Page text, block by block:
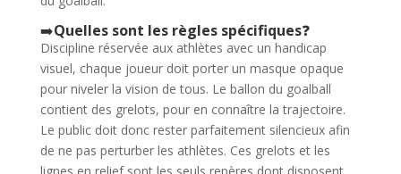
➡️Quelles sont les règles spécifiques❓
Discipline réservée aux athlètes avec un handicap
visuel, chaque joueur doit porter un masque opaque
pour niveler la vision de tous. Le ballon du goalball
contient des grelots, pour en connaître la trajectoire.
Le public doit donc rester parfaitement silencieux afin
de ne pas perturber les athlètes. Ces grelots et les